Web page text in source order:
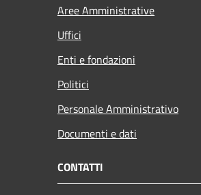
Aree Amministrative
Uffici
Enti e fondazioni
Politici
Personale Amministrativo
Documenti e dati
CONTATTI